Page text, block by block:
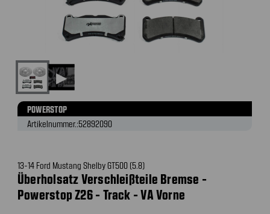
▶
POWERSTOP
Artikelnummer.:52892090
13-14 Ford Mustang Shelby GT500 (5.8)
Überholsatz Verschleißteile Bremse -
Powerstop Z26 - Track - VA Vorne